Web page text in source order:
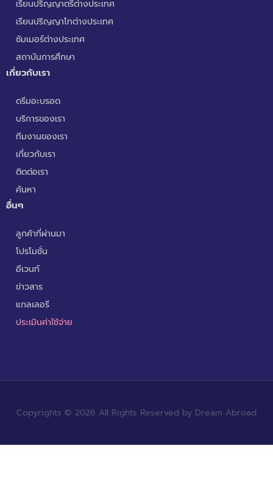
เรียนปริญญาตรีต่างประเทศ
เรียนปริญญาโทต่างประเทศ
ซัมเมอร์ต่างประเทศ
สถาบันการศึกษา
เกี่ยวกับเรา
ดรีมอะบรอด
บริการของเรา
ทีมงานของเรา
เกี่ยวกับเรา
ติดต่อเรา
ค้นหา
อื่นๆ
ลูกค้าที่ผ่านมา
โปรโมชั่น
อีเวนท์
ข่าวสาร
แกลเลอรี
ประเมินค่าใช้จ่าย
Copyrights © 2026 All Rights Reserved by Dream Abroad